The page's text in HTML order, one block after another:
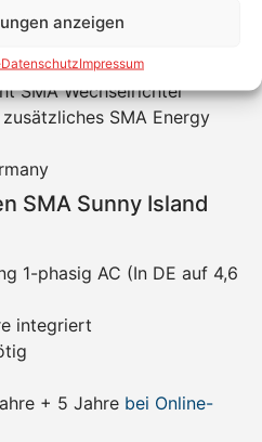
anzeigen
DatenschutzImpressum
für Bleibatterien und 20
Batterien
und Nachrüstung
SMA Wechselrichter
SMA Energy
SMA Sunny Island
1-phasig AC (In DE auf 4,6
integriert
+ 5 Jahre bei Online-